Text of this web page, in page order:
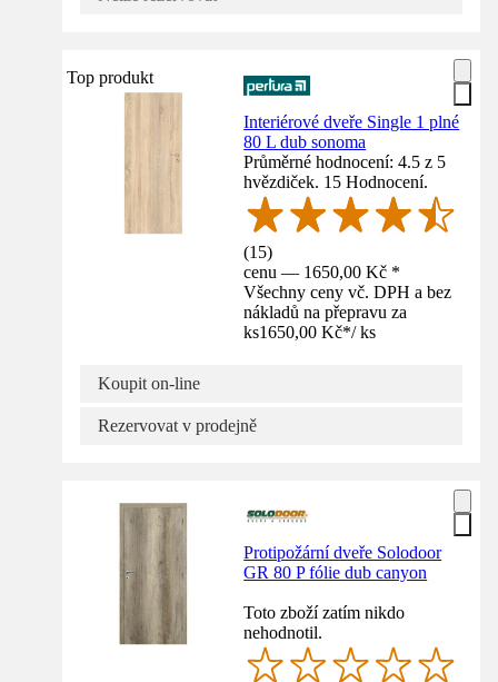
Top produkt
Interiérové dveře Single 1 plné
80 L dub sonoma
Průměrné hodnocení: 4.5 z 5
hvězdiček. 15 Hodnocení.
(15)
cenu — 1650,00 Kč *
Všechny ceny vč. DPH a bez
nákladů na přepravu za
ks1650,00 Kč*/ ks
Koupit on-line
Rezervovat v prodejně
Protipožární dveře Solodoor
GR 80 P fólie dub canyon
Toto zboží zatím nikdo
nehodnotil.